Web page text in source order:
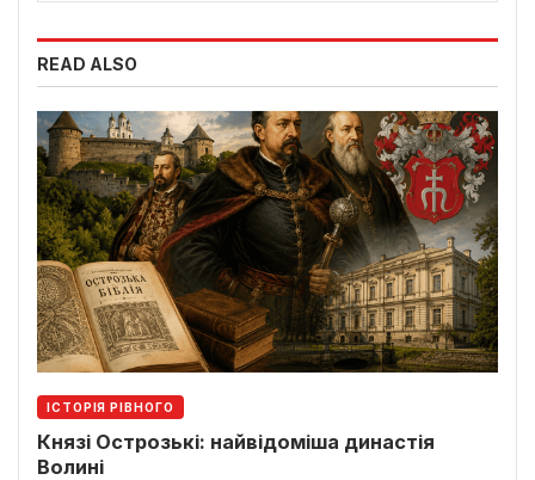
READ ALSO
ІСТОРІЯ РІВНОГО
Князі Острозькі: найвідоміша династія
Волині